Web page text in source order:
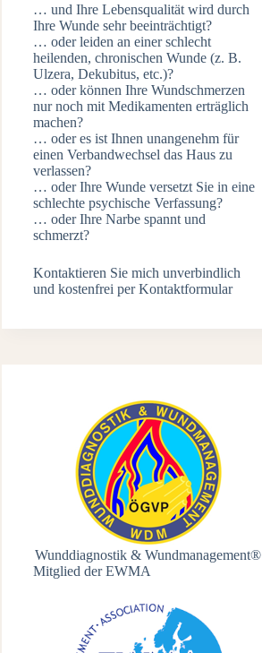
… und Ihre Lebensqualität wird durch
Ihre Wunde sehr beeinträchtigt?
… oder leiden an einer schlecht
heilenden, chronischen Wunde (z. B.
Ulzera, Dekubitus, etc.)?
… oder können Ihre Wundschmerzen
nur noch mit Medikamenten erträglich
machen?
… oder es ist Ihnen unangenehm für
einen Verbandwechsel das Haus zu
verlassen?
… oder Ihre Wunde versetzt Sie in eine
schlechte psychische Verfassung?
… oder Ihre Narbe spannt und
schmerzt?
Kontaktieren Sie mich unverbindlich
und kostenfrei perKontaktformular
Wunddiagnostik & Wundmanagement®
Mitglied der EWMA